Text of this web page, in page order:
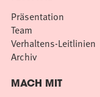
Präsentation
Team
Verhaltens-Leitlinien
Archiv
MACH MIT